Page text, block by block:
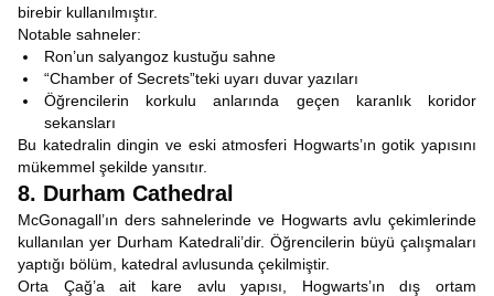
birebir kullanılmıştır.
Notable sahneler:
Ron’un salyangoz kustuğu sahne
“Chamber of Secrets”teki uyarı duvar yazıları
Öğrencilerin korkulu anlarında geçen karanlık koridor
sekansları
Bu katedralin dingin ve eski atmosferi Hogwarts’ın gotik yapısını
mükemmel şekilde yansıtır.
8. Durham Cathedral
McGonagall’ın ders sahnelerinde ve Hogwarts avlu çekimlerinde
kullanılan yer Durham Katedrali’dir. Öğrencilerin büyü çalışmaları
yaptığı bölüm, katedral avlusunda çekilmiştir.
Orta Çağ’a ait kare avlu yapısı, Hogwarts’ın dış ortam